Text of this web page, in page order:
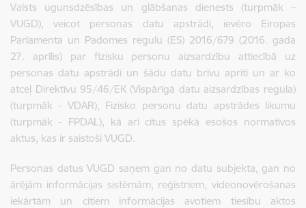
Valsts ugunsdzēsības un glābšanas dienests (turpmāk –
VUGD), veicot personas datu apstrādi, ievēro Eiropas
Parlamenta un Padomes regulu (ES) 2016/679 (2016. gada
27. aprīlis) par fizisku personu aizsardzību attiecībā uz
personas datu apstrādi un šādu datu brīvu apriti un ar ko
atceļ Direktīvu 95/46/EK (Vispārīgā datu aizsardzības regula)
(turpmāk - VDAR), Fizisko personu datu apstrādes likumu
(turpmāk - FPDAL), kā arī citus spēkā esošos normatīvos
aktus, kas ir saistoši VUGD.
Personas datus VUGD saņem gan no datu subjekta, gan no
ārējām informācijas sistēmām, reģistriem, videonovērošanas
iekārtām un citiem informācijas avotiem tiesību aktos